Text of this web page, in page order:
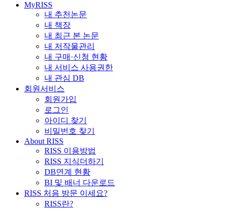
MyRISS
내 추천논문
내 책장
내 최근 본 논문
내 저작물관리
내 구매·신청 현황
내 서비스 사용권한
내 관심 DB
회원서비스
회원가입
로그인
아이디 찾기
비밀번호 찾기
About RISS
RISS 이용방법
RISS 지식더하기
DB연계 현황
BI 및 배너 다운로드
RISS 처음 방문 이세요?
RISS란?